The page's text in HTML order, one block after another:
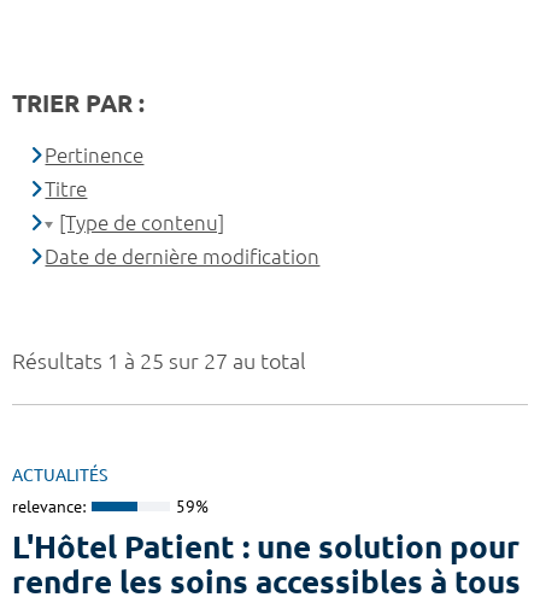
Résultats 1 à 25 sur 27 au total
ACTUALITÉS
relevance: 59%
L'Hôtel Patient : une solution pour
rendre les soins accessibles à tous
TRIER PAR :
Pertinence
Titre
[Type de contenu]
Date de dernière modification